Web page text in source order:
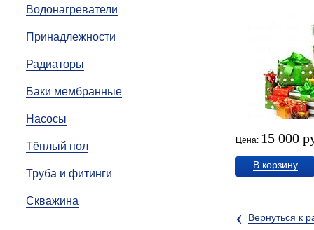
Водонагреватели
Принадлежности
Радиаторы
Баки мембранные
Насосы
Тёплый пол
Труба и фитинги
Скважина
Цена: 15 000
В корзину
‹ Вернуться к